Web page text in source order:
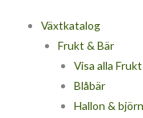
Växtkatalog
Frukt & Bär
Visa alla
Blåbär
Hallon &